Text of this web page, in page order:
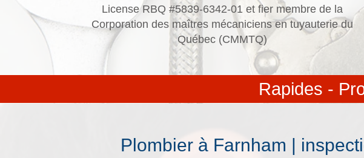
License RBQ #5839-6342-01 et fier membre de la
Corporation des maîtres mécaniciens en tuyauterie du
Québec (CMMTQ)
Rapides -
Plombier à Farnham |